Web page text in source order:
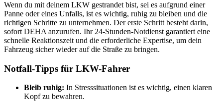
Wenn du mit deinem LKW gestrandet bist, sei es aufgrund einer
Panne oder eines Unfalls, ist es wichtig, ruhig zu bleiben und die
richtigen Schritte zu unternehmen. Der erste Schritt besteht darin,
sofort DEHA anzurufen. Ihr 24-Stunden-Notdienst garantiert eine
schnelle Reaktionszeit und die erforderliche Expertise, um dein
Fahrzeug sicher wieder auf die Straße zu bringen.
Notfall-Tipps für LKW-Fahrer
Bleib ruhig: In Stresssituationen ist es wichtig, einen klaren
Kopf zu bewahren.